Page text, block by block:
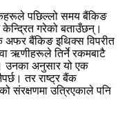
पछिल्लो समय बैंकिङ
केन्द्रित गरेको बताउँछन्।
अफर बैंकिङ इथिक्स विपरीत
ऋणीहरूले तिर्ने रकमबाटै
उनका अनुसार यो एक
तर राष्ट्र बैंक
संरक्षणमा उत्रिएकाले पनि